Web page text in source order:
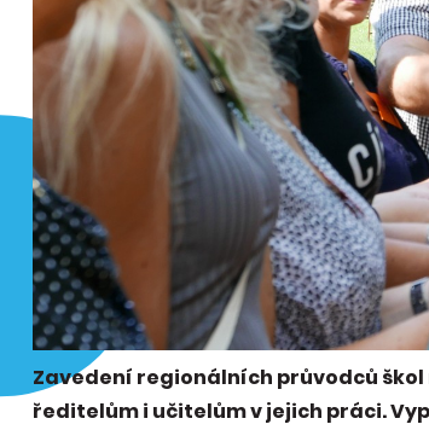
Zavedení regionálních průvodců
ředitelům i učitelům v jejich práci.